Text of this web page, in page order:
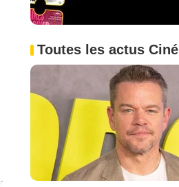
Toutes les actus Ciné